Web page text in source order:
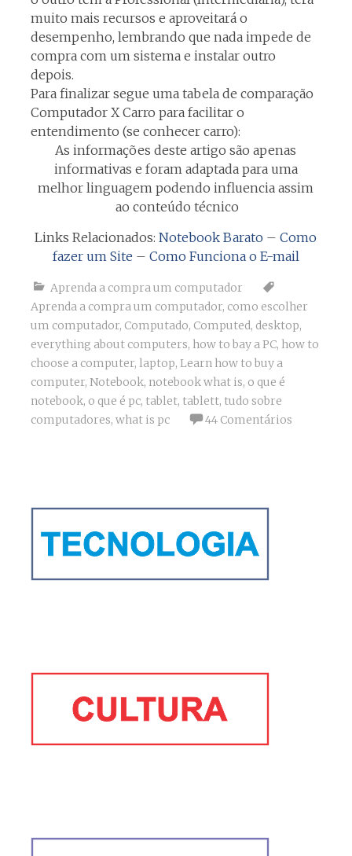
muito mais recursos e aproveitará o
desempenho, lembrando que nada impede de
compra com um sistema e instalar outro
depois.
Para finalizar segue uma tabela de comparação
Computador X Carro para facilitar o
entendimento (se conhecer carro):
As informações deste artigo são apenas
informativas e foram adaptada para uma
melhor linguagem podendo influencia assim
ao conteúdo técnico
Links Relacionados:Notebook Barato –Como
fazer um Site – Como Funciona o E-mail
Aprenda a compra um computador
Aprenda a compra um computador, como escolher
um computador, Computado, Computed, desktop,
everything about computers, how to bay a PC, how to
choose a computer, laptop, Learn how to buy a
computer, Notebook, notebook what is, o que é
notebook, o que é pc, tablet, tablett, tudo sobre
computadores, what is pc 44 Comentários